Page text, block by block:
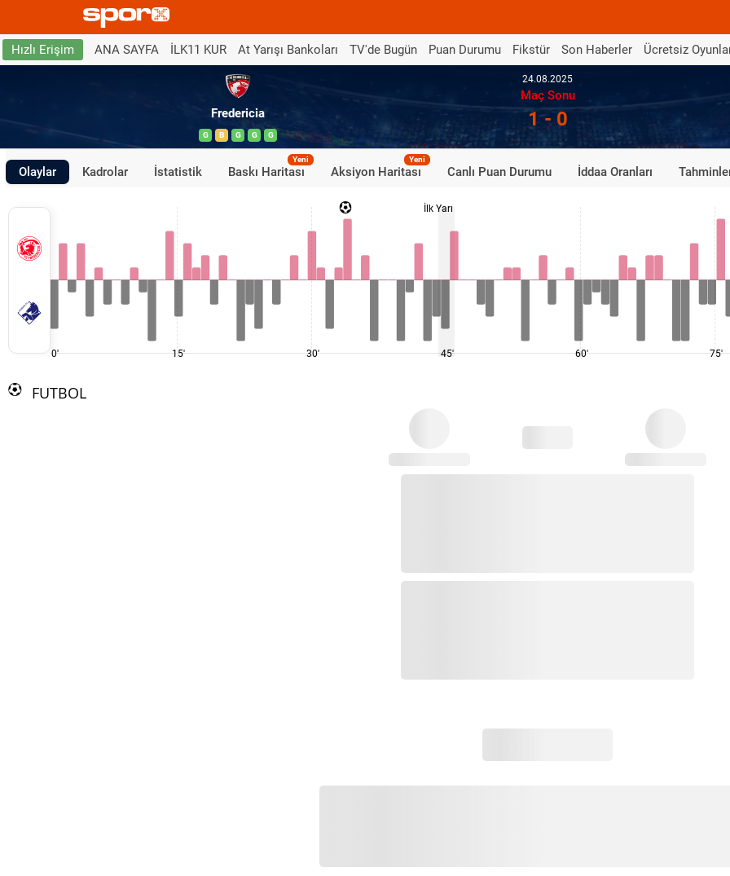
Hızlı Erişim ANA SAYFA İLK11 KUR At Yarışı Bankoları TV'de Bugün Puan Durumu Fikstür Son Haberler Ücretsiz
Fredericia
G B G G G
24.08.2025
Maç Sonu
1 - 0
Olaylar Kadrolar İstatistik Baskı Haritası
Yeni
Aksiyon Haritası
Yeni
Canlı Puan Durumu İddaa Oranları
0' 15' 30'
İlk Yarı
45' 60' 75'
FUTBOL